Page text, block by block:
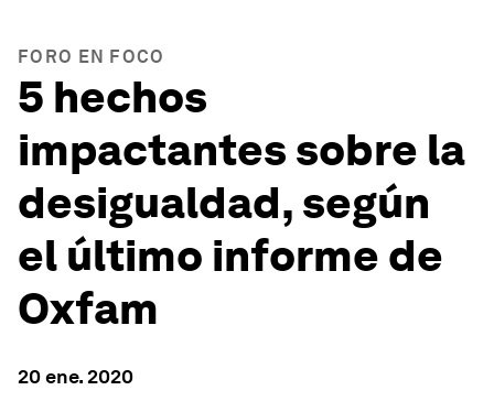
FORO EN FOCO
5 hechos
impactantes sobre la
desigualdad, según
el último informe de
Oxfam
20 ene. 2020